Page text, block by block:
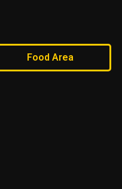
Food Area